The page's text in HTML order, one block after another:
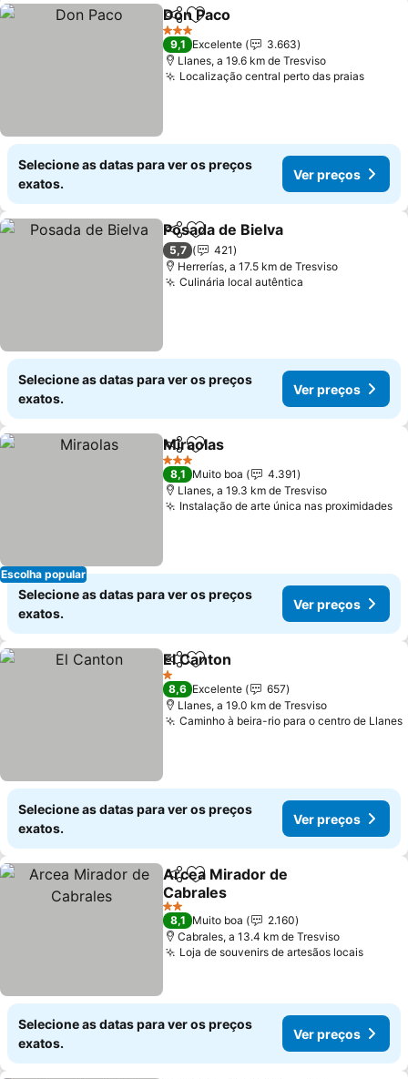
PartilharAdicionar aos favoritos
Don Paco
3 Estrelas
9,1 Excelente
3.663
Llanes, a 19.6 km de Tresviso
Localização central perto das praiasVer
Selecione as datas para ver os preços
exatos.
Ver preços
PartilharAdicionar aos favoritos
Posada de Bielva
5,7
421
Herrerías, a 17.5 km de Tresviso
Culinária local autêntica
Selecione as datas para ver os preços
exatos.
Ver preços
Escolha popular
PartilharAdicionar aos favoritos
Miraolas
3 Estrelas
8,1 Muito boa
4.391
Llanes, a 19.3 km de Tresviso
Instalação de arte única nas proximidades
Selecione as datas para ver os preços
exatos.
Ver preços
PartilharAdicionar aos favoritos
El Canton
1 Estrelas
8,6 Excelente
657
Llanes, a 19.0 km de Tresviso
Caminho à beira-rio para o centro de Llanes
Selecione as datas para ver os preços
exatos.
Ver preços
PartilharAdicionar aos favoritos
Arcea Mirador de
Cabrales
Ver preços
2 Estrelas
8,1 Muito boa
2.160
Cabrales, a 13.4 km de Tresviso
Loja de souvenirs de artesãos locaisVer
Selecione as datas para ver os preços
exatos.
Ver preços